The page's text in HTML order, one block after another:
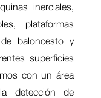
inerciales,
plataformas
baloncesto y
superficies
con un área
detección de